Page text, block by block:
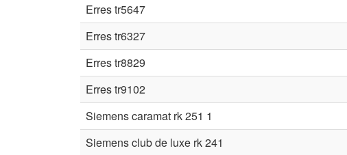
Erres tr5647
Erres tr6327
Erres tr8829
Erres tr9102
Siemens caramat rk 251 1
Siemens club de luxe rk 241